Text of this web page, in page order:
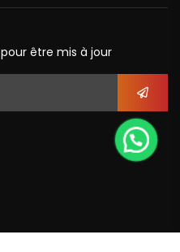
être mis à jour